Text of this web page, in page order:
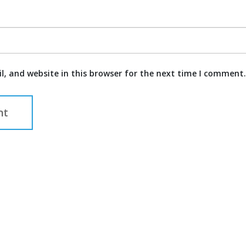
and website in this browser for the next time I comment.